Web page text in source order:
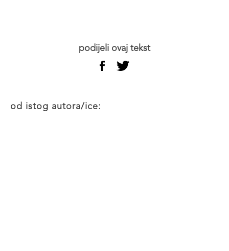
podijeli ovaj tekst
od istog autora/ice: